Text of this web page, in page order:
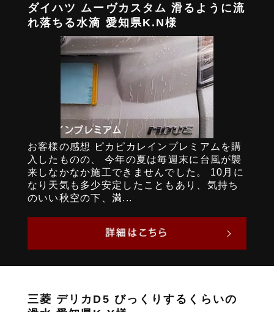
ダイハツ ムーヴカスタム 滑るように流
れ落ちる水滴 愛知県K.N様
お客様の感想 ピカピカレインプレミアムを購
入したものの、 今年の夏は毎週末に台風が襲
来しなかなか施工できませんでした。 10月に
なり天気も多少安定したこともあり、気持ち
のいい秋空の下、満...
三菱 デリカD5 びっくりするくらいの